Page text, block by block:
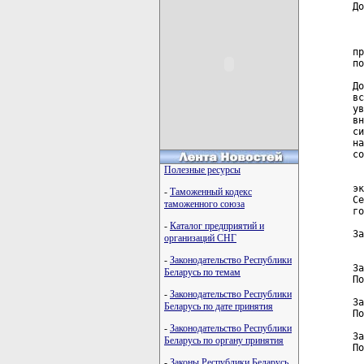
Полезные ресурсы
- Таможенный кодекс
таможенного союза
- Каталог предприятий и
организаций СНГ
- Законодательство Республики
Беларусь по темам
- Законодательство Республики
Беларусь по дате принятия
- Законодательство Республики
Беларусь по органу принятия